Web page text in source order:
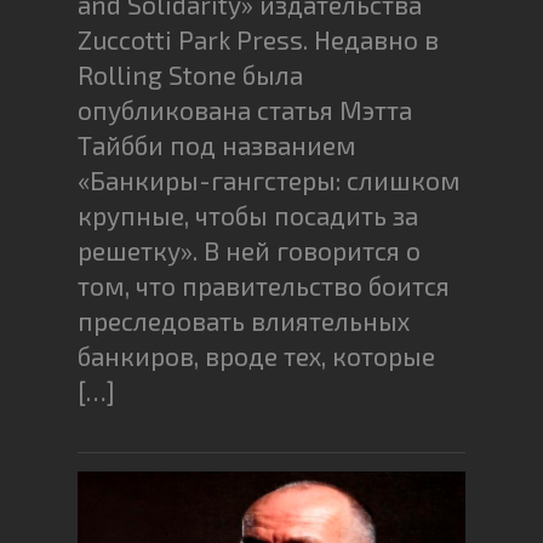
Zuccotti Park Press. Недавно в
Rolling Stone была
опубликована статья Мэтта
Тайбби под названием
«Банкиры-гангстеры: слишком
крупные, чтобы посадить за
решетку». В ней говорится о
том, что правительство боится
преследовать влиятельных
банкиров, вроде тех, которые
[…]